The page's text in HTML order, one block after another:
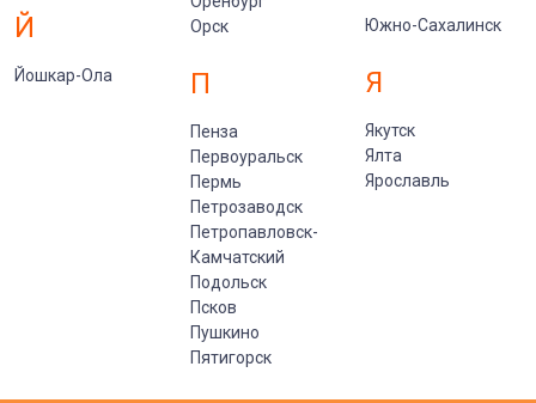
Й
Йошкар-Ола
Орск
П
Пенза
Первоуральск
Пермь
Петрозаводск
Петропавловск-
Камчатский
Подольск
Псков
Пушкино
Пятигорск
Южно-Сахалинск
Я
Якутск
Ялта
Ярославль